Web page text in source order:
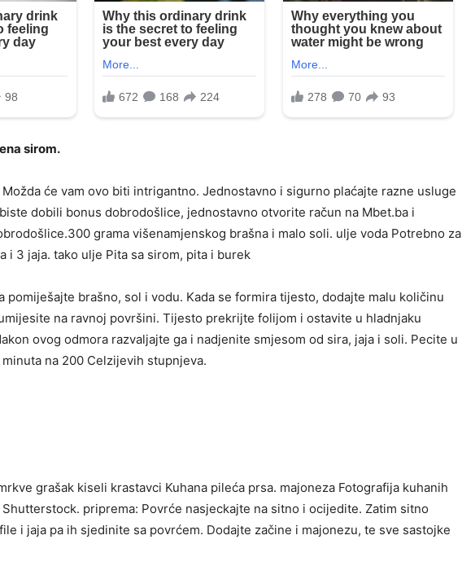
sirom.
će vam ovo biti intrigantno. Jednostavno i sigurno plaćajte razne usluge
dobili bonus dobrodošlice, jednostavno otvorite račun na Mbet.ba i
grama višenamjenskog brašna i malo soli. ulje voda Potrebno za
i 3 jaja. tako ulje Pita sa sirom, pita i burek
pomiješajte brašno, sol i vodu. Kada se formira tijesto, dodajte malu količinu
na ravnoj površini. Tijesto prekrijte folijom i ostavite u hladnjaku
ovog odmora razvaljajte ga i nadjenite smjesom od sira, jaja i soli. Pecite u
na 200 Celzijevih stupnjeva.
grašak kiseli krastavci Kuhana pileća prsa. majoneza Fotografija kuhanih
priprema: Povrće nasjeckajte na sitno i ocijedite. Zatim sitno
i jaja pa ih sjedinite sa povrćem. Dodajte začine i majonezu, te sve sastojke